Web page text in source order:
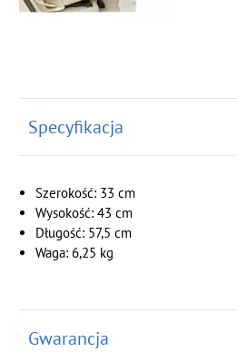
Specyfikacja
Szerokość: 33 cm
Wysokość: 43 cm
Długość: 57,5 cm
Waga: 6,25 kg
Gwarancja